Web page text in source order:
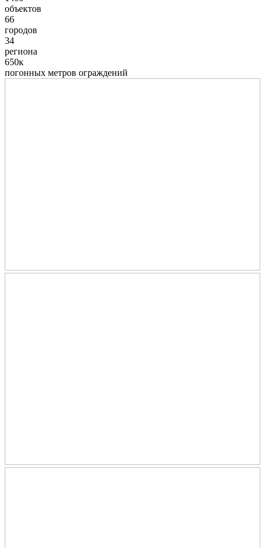
объектов
66
городов
34
региона
650к
погонных метров ограждений